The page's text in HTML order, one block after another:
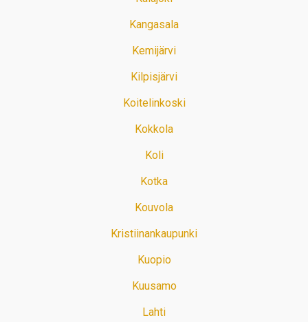
Kangasala
Kemijärvi
Kilpisjärvi
Koitelinkoski
Kokkola
Koli
Kotka
Kouvola
Kristiinankaupunki
Kuopio
Kuusamo
Lahti